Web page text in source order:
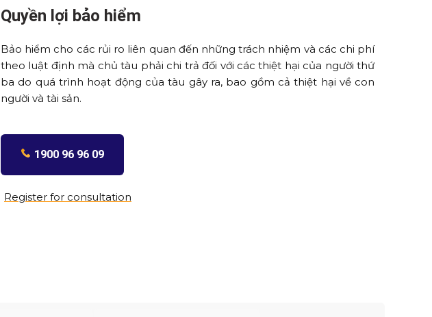
Quyền lợi bảo hiểm
Bảo hiểm cho các rủi ro liên quan đến những trách nhiệm và các chi phí
theo luật định mà chủ tàu phải chi trả đối với các thiệt hại của người thứ
ba do quá trình hoạt động của tàu gây ra, bao gồm cả thiệt hại về con
người và tài sản.
1900 96 96 09
Register for consultation